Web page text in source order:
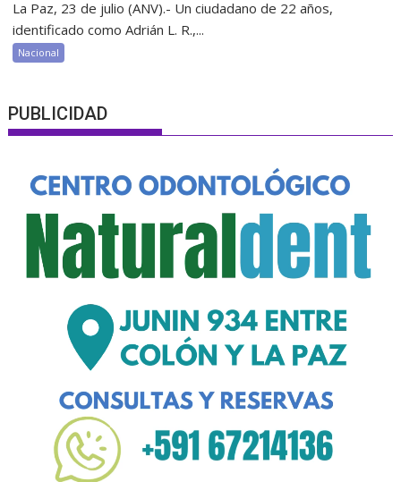
La Paz, 23 de julio (ANV).- Un ciudadano de 22 años,
identificado como Adrián L. R.,...
Nacional
PUBLICIDAD